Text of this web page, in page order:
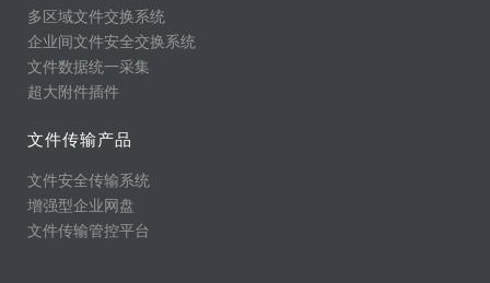
多区域文件交换系统
企业间文件安全交换系统
文件数据统一采集
超大附件插件
文件传输产品
文件安全传输系统
增强型企业网盘
文件传输管控平台